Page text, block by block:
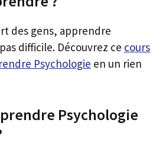
des gens, apprendre
difficile. Découvrez ce cours
Psychologie en un rien
Psychologie